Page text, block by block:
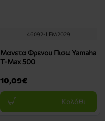
46092-LFM2029
Μανετα Φρενου Πισω Yamaha
T-Max 500
10,09€
Καλάθι